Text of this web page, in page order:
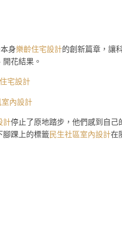
身樂齡住宅設計的創新篇章，讓
開花結果。
宅設計
內設計
計停止了原地踏步，他們感到自己
腳踝上的標籤民生社區室內設計在